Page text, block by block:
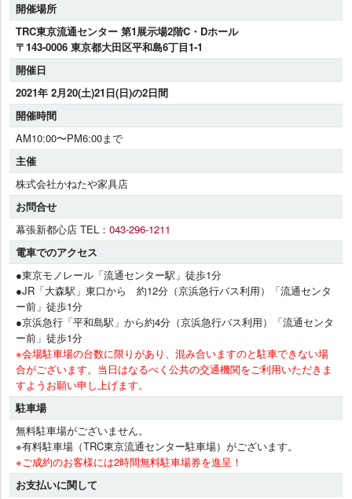
開催場所
TRC東京流通センター 第1展示場2階C・Dホール
〒143-0006 東京都大田区平和島6丁目1-1
開催日
2021年 2月20(土)21日(日)の2日間
開催時間
AM10:00〜PM6:00まで
主催
株式会社かねたや家具店
お問合せ
幕張新都心店 TEL： 043-296-1211
電車でのアクセス
●東京モノレール「流通センター駅」徒歩1分
●JR「大森駅」東口から 約12分（京浜急行バス利用）「流通センタ
ー前」徒歩1分
●京浜急行「平和島駅」から約4分（京浜急行バス利用）「流通センタ
ー前」徒歩1分
※会場駐車場の台数に限りがあり、混み合いますのと駐車できない場
合がございます。当日はなるべく公共の交通機関をご利用いただきま
すようお願い申し上げます。
駐車場
無料駐車場がございません。
※有料駐車場（TRC東京流通センター駐車場）がございます。
※ご成約のお客様には2時間無料駐車場券を進呈！
お支払いに関して